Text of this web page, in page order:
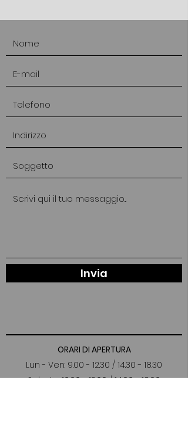
Invia
ORARI DI APERTURA
Lun - Ven: 9.00 - 12.30 / 14.30 - 18.30
Sabato: 10:00 - 13:00 / 14:00 - 18:00